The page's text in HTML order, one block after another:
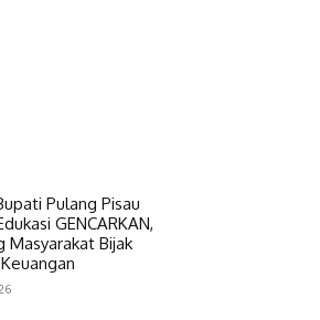
Pulang Pisau
GENCARKAN,
Masyarakat Bijak